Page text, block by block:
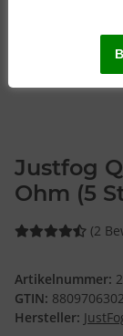
Justfog
Ohm (5
(2
Artikelnummer:
GTIN:
Hersteller: